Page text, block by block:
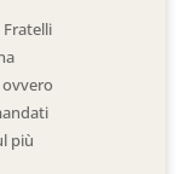
ovvero
più